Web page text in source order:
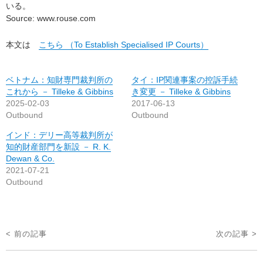
いる。
Source: www.rouse.com
本文は こちら （To Establish Specialised IP Courts）
ベトナム：知財専門裁判所の
これから － Tilleke & Gibbins
2025-02-03
Outbound
タイ：IP関連事案の控訴手続
き変更 － Tilleke & Gibbins
2017-06-13
Outbound
インド：デリー高等裁判所が
知的財産部門を新設 － R. K.
Dewan & Co.
2021-07-21
Outbound
投
稿
< 前の記事 次の記事 >